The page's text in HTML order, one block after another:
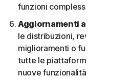
funzioni complessive del
Aggiornamenti automatici
le distribuzioni, revisioni,
miglioramenti o funzionalità
tutte le piattaforme. L’Utente
nuove funzionalità e versioni